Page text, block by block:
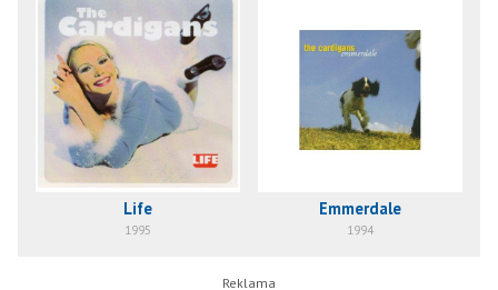
Life
1995
Emmerdale
1994